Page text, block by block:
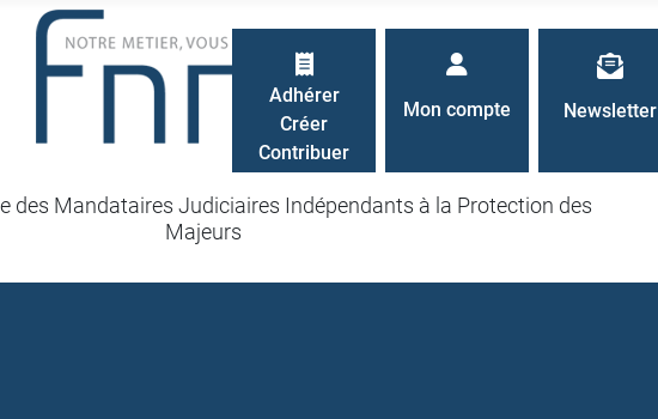
des Mandataires Judiciaires Indépendants à la Protection des
Majeurs
Newsletter
Mon compte
Adhérer
Créer
Contribuer